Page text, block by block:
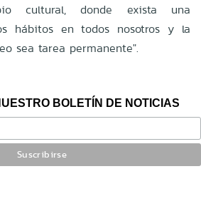
cultural, donde exista una
hábitos en todos nosotros y la
sea tarea permanente".
BOLETÍN DE NOTICIAS